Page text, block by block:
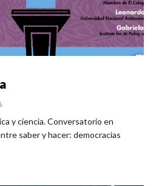
y ciencia. Conversatorio en
saber y hacer: democracias